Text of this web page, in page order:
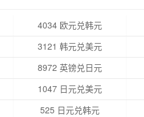
4034 欧元兑韩元
3121 韩元兑美元
8972 英镑兑日元
1047 日元兑美元
525 日元兑韩元